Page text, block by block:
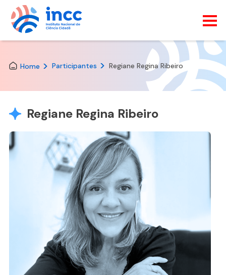
the
Home Participantes Regiane Regina Ribeiro
Regiane Regina Ribeiro